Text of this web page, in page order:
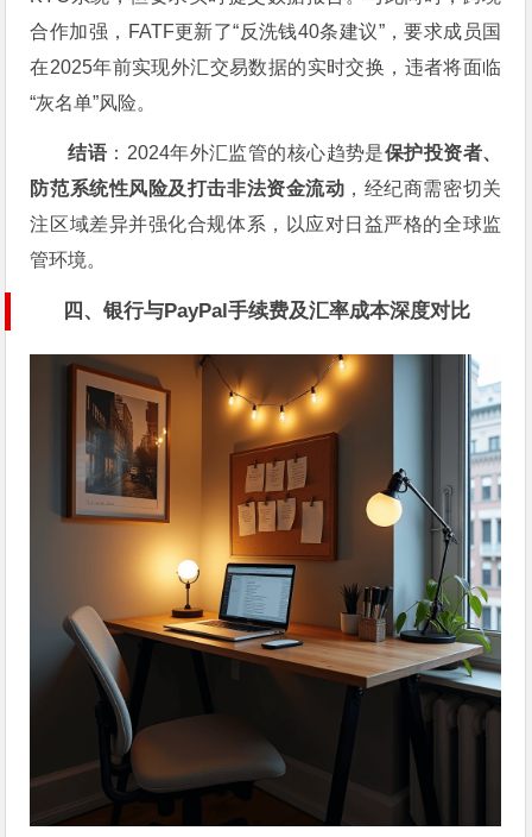
合作加强，FATF更新了“反洗钱40条建议”，要求成员国
在2025年前实现外汇交易数据的实时交换，违者将面临
“灰名单”风险。
结语 ：2024年外汇监管的核心趋势是保护投资者、
防范系统性风险及打击非法资金流动 ，经纪商需密切关
注区域差异并强化合规体系，以应对日益严格的全球监
管环境。
四、银行与PayPal手续费及汇率成本深度对比